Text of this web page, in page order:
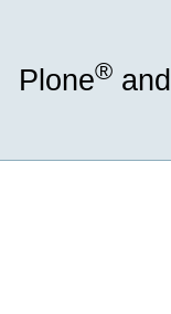
Plone®